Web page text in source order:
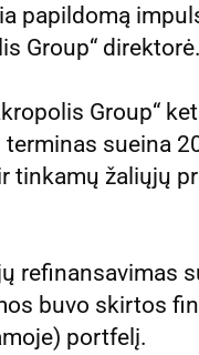
papildomą
Group“ direktorė.
Group“
sueina
tinkamų žaliųjų
refinansavimas
buvo skirtos
portfelį.